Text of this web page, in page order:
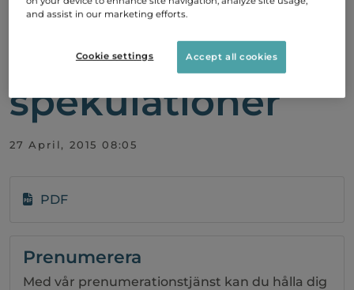
angående
pågående
spekulationer
27 April, 2015 08:05
PDF
Prenumerera
Med vår prenumerationstjänst kan du hålla dig
and assist in our marketing efforts.
Cookie settings Accept all cookies